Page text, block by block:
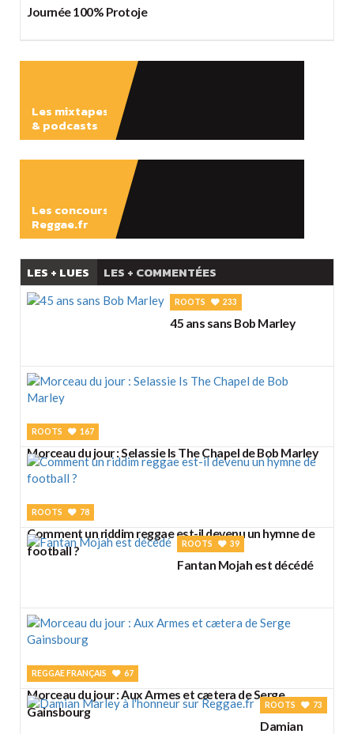
Journée 100% Protoje
Les mixtapes
& podcasts
Les concours
Reggae.fr
LES + LUES LES + COMMENTÉES
ROOTS 233
45 ans sans Bob Marley
ROOTS 167
Morceau du jour : Selassie Is The Chapel de Bob Marley
ROOTS 78
Comment un riddim reggae est-il devenu un hymne de
football ?
ROOTS 39
Fantan Mojah est décédé
REGGAE FRANÇAIS 67
Morceau du jour : Aux Armes et cætera de Serge
Gainsbourg
ROOTS 73
Damian